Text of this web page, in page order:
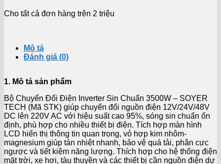
Cho tất cả đơn hàng trên 2 triệu
Mô tả
Đánh giá (0)
1. Mô tả sản phẩm
Bộ Chuyển Đổi Điện Inverter Sin Chuẩn 3500W – SOYER
TECH (Mã STK) giúp chuyển đổi nguồn điện 12V/24V/48V
DC lên 220V AC với hiệu suất cao 95%, sóng sin chuẩn ổn
định, phù hợp cho nhiều thiết bị điện. Tích hợp màn hình
LCD hiển thị thông tin quan trọng, vỏ hợp kim nhôm-
magnesium giúp tản nhiệt nhanh, bảo vệ quá tải, phân cực
ngược và tiết kiệm năng lượng. Thích hợp cho hệ thống điện
mặt trời, xe hơi, tàu thuyền và các thiết bị cần nguồn điện dự